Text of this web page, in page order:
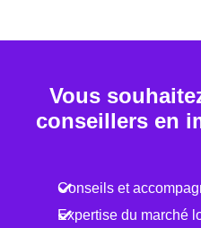
Vous
conseillers en
Conseils et
Expertise du marché